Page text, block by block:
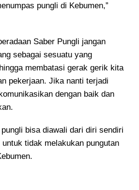
pungli di Kebumen,”
Saber Pungli jangan
sebagai sesuatu yang
membatasi gerak gerik kita
pekerjaan. Jika nanti terjadi
dengan baik dan
bisa diawali dari diri sendiri
tidak melakukan pungutan